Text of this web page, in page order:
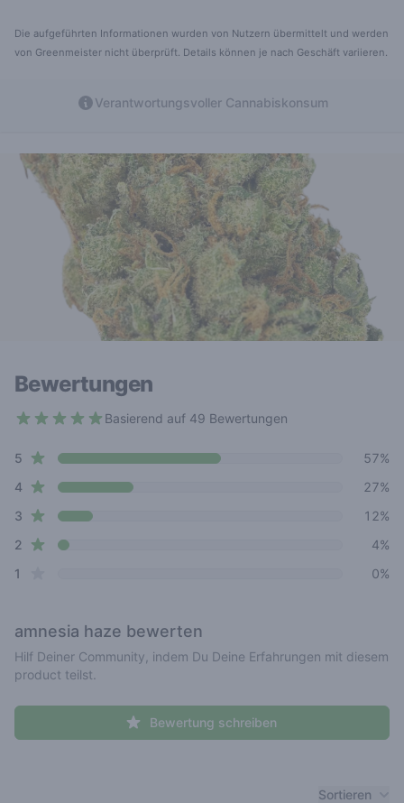
Die aufgeführten Informationen wurden von Nutzern übermittelt und werden
von Greenmeister nicht überprüft. Details können je nach Geschäft variieren.
Verantwortungsvoller Cannabiskonsum
Bewertungen
Basierend auf 49 Bewertungen
Review data
5 star reviews
57%
4star reviews
27%
3 star reviews
12%
2 star reviews
4%
1
0%
amnesia haze bewerten
Hilf Deiner Community, indem Du Deine Erfahrungen mit diesem
product teilst.
Bewertung schreiben
Sortieren